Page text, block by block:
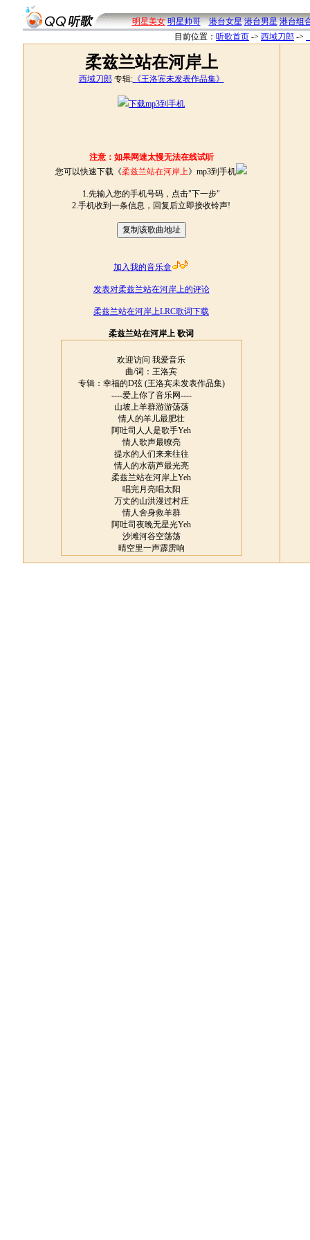
明星美女 明星帅哥 港台女星 港台男星 港台组
目前位置： 听歌首页 -> 西域刀郎 ->
柔兹兰站在河岸上
西域刀郎专辑:《王洛宾未发表作品集》
下载mp3到手机
注意：如果网速太慢无法在线试听
您可以快速下载《柔兹兰站在河岸上》mp3到手机
1.先输入您的手机号码，点击"下一步"
2.手机收到一条信息，回复后立即接收铃声!
加入我的音乐盒
发表对柔兹兰站在河岸上的评论
柔兹兰站在河岸上LRC歌词下载
柔兹兰站在河岸上 歌词
欢迎访问 我爱音乐
曲/词：王洛宾
专辑：幸福的D弦 (王洛宾未发表作品集)
----爱上你了音乐网----
山坡上羊群游游荡荡
情人的羊儿最肥壮
阿吐司人人是歌手Yeh
情人歌声最嘹亮
提水的人们来来往往
情人的水葫芦最光亮
柔兹兰站在河岸上Yeh
唱完月亮唱太阳
万丈的山洪漫过村庄
情人舍身救羊群
阿吐司夜晚无星光Yeh
沙滩河谷空荡荡
晴空里一声霹雳响